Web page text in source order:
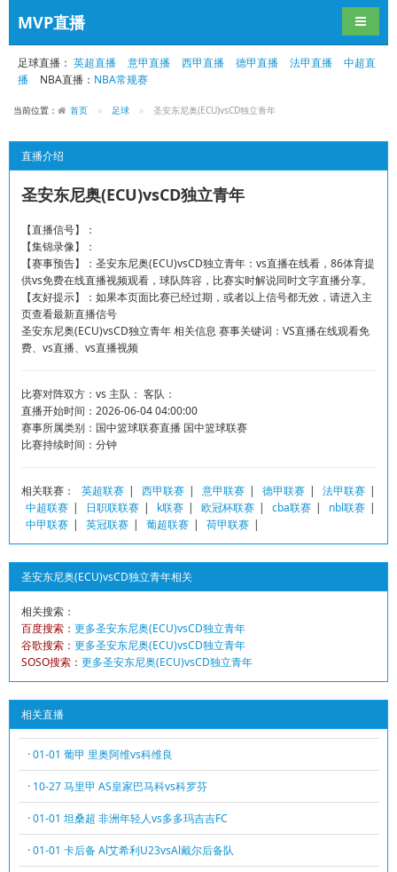
MVP直播 导航切
足球直播： 英超直播 意甲直播 西甲直播 德甲直播 法甲直播
中超直
播
NBA直播： NBA常规赛
当前位置： 首页 足球 圣安东尼奥(ECU)vsCD独立青年
直播介绍
圣安东尼奥(ECU)vsCD独立青年
【直播信号】：
【集锦录像】：
【赛事预告】：圣安东尼奥(ECU)vsCD独立青年：vs直播在线看，86体育提
供vs免费在线直播视频观看，球队阵容，比赛实时解说同时文字直播分享。
【友好提示】：如果本页面比赛已经过期，或者以上信号都无效，请进入主
页查看最新直播信号
圣安东尼奥(ECU)vsCD独立青年 相关信息 赛事关键词：VS直播在线观看免
费、vs直播、vs直播视频
比赛对阵双方：vs 主队： 客队：
直播开始时间：2026-06-04 04:00:00
赛事所属类别：国中篮球联赛直播 国中篮球联赛
比赛持续时间：分钟
相关联赛： 英超联赛 | 西甲联赛 | 意甲联赛 | 德甲联赛 | 法甲联赛 |
中超联赛 | 日职联联赛 | k联赛 | 欧冠杯联赛 | cba联赛 | nbl联赛 |
中甲联赛 | 英冠联赛 | 葡超联赛 | 荷甲联赛 |
圣安东尼奥(ECU)vsCD独立青年相关
相关搜索：
百度搜索： 更多圣安东尼奥(ECU)vsCD独立青年
谷歌搜索： 更多圣安东尼奥(ECU)vsCD独立青年
SOSO搜索： 更多圣安东尼奥(ECU)vsCD独立青年
相关直播
· 01-01 葡甲 里奥阿维vs科维良
· 10-27 马里甲 AS皇家巴马科vs科罗芬
· 01-01 坦桑超 非洲年轻人vs多多玛吉吉FC
· 01-01 卡后备 Al艾希利U23vsAl戴尔后备队